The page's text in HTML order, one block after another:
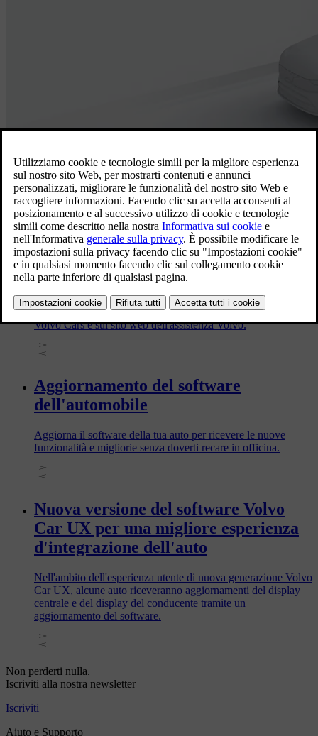
Aggiornamenti del software
Come trovare le note di rilascio del
software
Le informazioni sugli aggiornamenti del software per la tua
auto sono disponibili sul display centrale dell'auto, sull'app
Volvo Cars e sul sito web dell'assistenza Volvo.
Aggiornamento del software
dell'automobile
Aggiorna il software della tua auto per ricevere le nuove
funzionalità e migliorie senza doverti recare in officina.
Nuova versione del software Volvo
Car UX per una migliore esperienza
d'integrazione dell'auto
Nell'ambito dell'esperienza utente di nuova generazione Volvo
Car UX, alcune auto riceveranno aggiornamenti del display
centrale e del display del conducente tramite un
aggiornamento del software.